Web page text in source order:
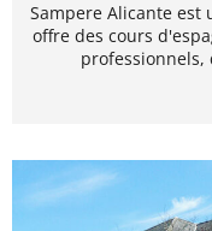
Sampere Alicante est
offre des cours
professionnels,